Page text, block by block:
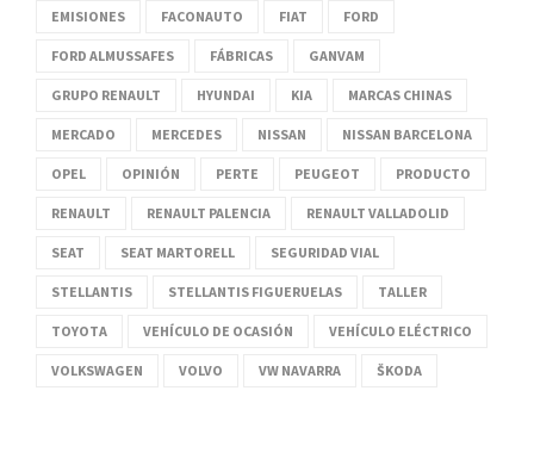
EMISIONES FACONAUTO FIAT FORD
FORD ALMUSSAFES FÁBRICAS GANVAM
GRUPO RENAULT HYUNDAI KIA MARCAS CHINAS
MERCADO MERCEDES NISSAN NISSAN BARCELONA
OPEL OPINIÓN PERTE PEUGEOT PRODUCTO
RENAULT RENAULT PALENCIA RENAULT VALLADOLID
SEAT SEAT MARTORELL SEGURIDAD VIAL
STELLANTIS STELLANTIS FIGUERUELAS TALLER
TOYOTA VEHÍCULO DE OCASIÓN VEHÍCULO ELÉCTRICO
VOLKSWAGEN VOLVO VW NAVARRA ŠKODA